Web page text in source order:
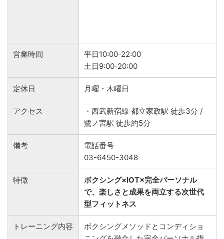
営業時間
平日10:00-22:00
土日9:00-20:00
定休日 月曜・木曜日
アクセス
・西武新宿線 都立家政駅 徒歩3分 /
鷺ノ宮駅 徒歩約5分
備考
電話番号
03-6450-3048
特徴
ボクシング×IOT×完全パーソナル
で、楽しさと成果を両立する次世代
型フィットネス
トレーニング内容
ボクシングメソッドとコンディショ